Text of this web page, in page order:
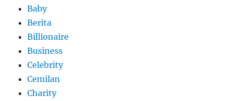
Baby
Berita
Billionaire
Business
Celebrity
Cemilan
Charity